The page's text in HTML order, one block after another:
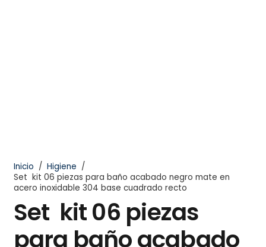
Inicio / Higiene /
Set kit 06 piezas para baño acabado negro mate en
acero inoxidable 304 base cuadrado recto
Set kit 06 piezas
para baño acabado